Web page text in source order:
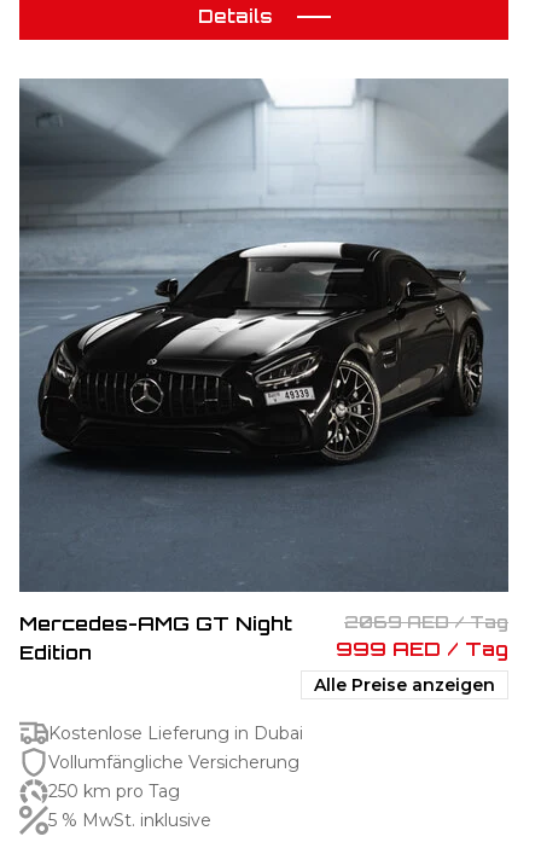
Details
Mercedes-AMG GT Night
Edition
2069 AED / Tag
999 AED / Tag
Alle Preise anzeigen
Kostenlose Lieferung in Dubai
Vollumfängliche Versicherung
250 km pro Tag
5 % MwSt. inklusive